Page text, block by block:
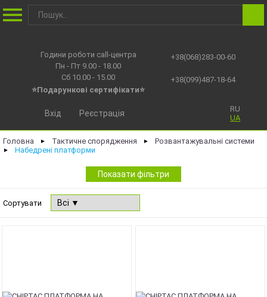
Години роботи call-центра
Пн - Пт 9.00 - 18.00
Сб 10.00 - 15.00
⭐Подарункові сертифікати⭐
+38(068)283-00-60
+38(099)487-18-64
RU
UA
Вхід Реєстрація
Головна ► Тактичне спорядження ► Розвантажувальні системи
► Набедрені платформи
Показати фільтри
Сортувати